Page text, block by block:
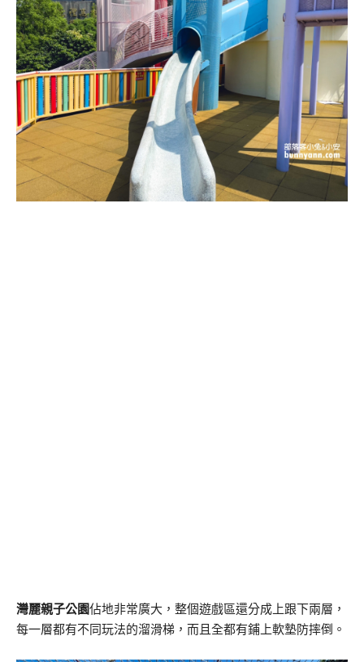
灣麗親子公園佔地非常廣大，整個遊戲區還分成上跟下兩層，
每一層都有不同玩法的溜滑梯，而且全都有鋪上軟墊防摔倒。